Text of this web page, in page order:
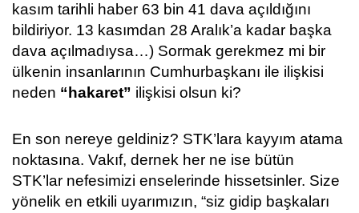
kasım tarihli haber 63 bin 41 dava açıldığını
bildiriyor. 13 kasımdan 28 Aralık’a kadar başka
dava açılmadıysa…) Sormak gerekmez mi bir
ülkenin insanlarının Cumhurbaşkanı ile ilişkisi
neden “hakaret” ilişkisi olsun ki?
En son nereye geldiniz? STK’lara kayyım atama
noktasına. Vakıf, dernek her ne ise bütün
STK’lar nefesimizi enselerinde hissetsinler. Size
yönelik en etkili uyarımızın, “siz gidip başkaları